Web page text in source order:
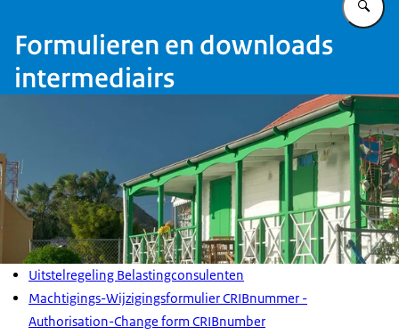
Formulieren en downloads
intermediairs
Uitstelregeling Belastingconsulenten
Machtigings-Wijzigingsformulier CRIBnummer -
Authorisation-Change form CRIBnumber